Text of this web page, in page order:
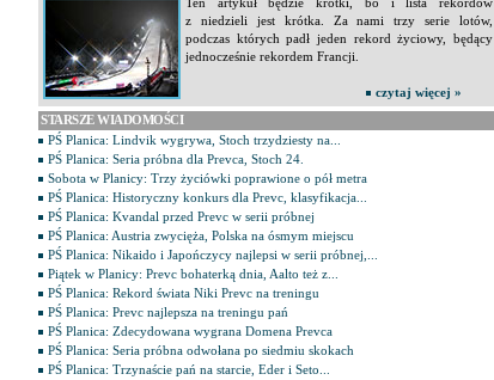
z niedzieli jest krótka. Za nami trzy serie lotów,
podczas których padł jeden rekord życiowy, będący
jednocześnie rekordem Francji.
czytaj więcej »
STARSZE WIADOMOŚCI
PŚ Planica: Lindvik wygrywa, Stoch trzydziesty na...
PŚ Planica: Seria próbna dla Prevca, Stoch 24.
Sobota w Planicy: Trzy życiówki poprawione o pół metra
PŚ Planica: Historyczny konkurs dla Prevc, klasyfikacja...
PŚ Planica: Kvandal przed Prevc w serii próbnej
PŚ Planica: Austria zwycięża, Polska na ósmym miejscu
PŚ Planica: Nikaido i Japończycy najlepsi w serii próbnej,...
Piątek w Planicy: Prevc bohaterką dnia, Aalto też z...
PŚ Planica: Rekord świata Niki Prevc na treningu
PŚ Planica: Prevc najlepsza na treningu pań
PŚ Planica: Zdecydowana wygrana Domena Prevca
PŚ Planica: Seria próbna odwołana po siedmiu skokach
PŚ Planica: Trzynaście pań na starcie, Eder i Seto...